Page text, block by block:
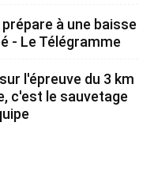
à une baisse
- Le Télégramme
l'épreuve du 3 km
c'est le sauvetage